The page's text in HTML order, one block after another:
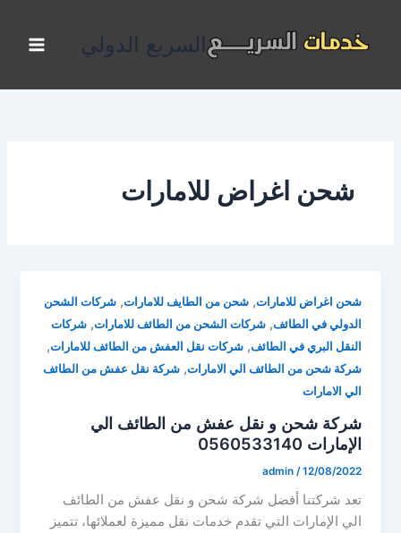
المحتوى
السريع الدولي
شحن اغراض للامارات
شحن اغراض للامارات,شحن من الطايف للامارات,شركات الشحن
الدولي في الطائف,شركات الشحن من الطائف للامارات,شركات
النقل البري في الطائف,شركات نقل العفش من الطائف للامارات,
شركة شحن من الطائف الي الامارات,شركة نقل عفش من الطائف
الي الامارات
شركة شحن و نقل عفش من الطائف الي
الإمارات 0560533140
admin /12/08/2022
تعد شركتنا أفضل شركة شحن و نقل عفش من الطائف
الي الإمارات التي تقدم خدمات نقل مميزة لعملائها، تتميز